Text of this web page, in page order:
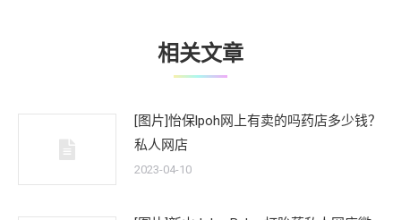
相关文章
[图片]怡保lpoh网上有卖的吗药店多少钱？
私人网店
2023-04-10